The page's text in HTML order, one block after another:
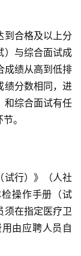
到合格及以上分
）与综合面试成
成绩从高到低排
绩分数相同，进
和综合面试有任
。
试行）》（人社
操作手册（试
须在指定医疗卫
由应聘人员自